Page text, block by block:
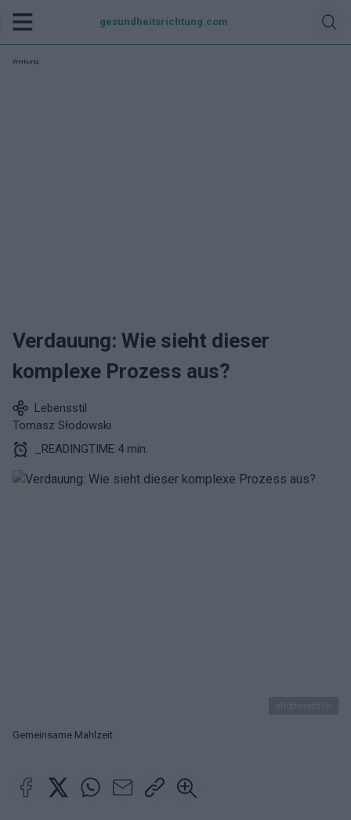
gesundheitsrichtung.com
Werbung:
Verdauung: Wie sieht dieser
komplexe Prozess aus?
Lebensstil
Tomasz Słodowski
_READINGTIME 4 min.
Gemeinsame Mahlzeit